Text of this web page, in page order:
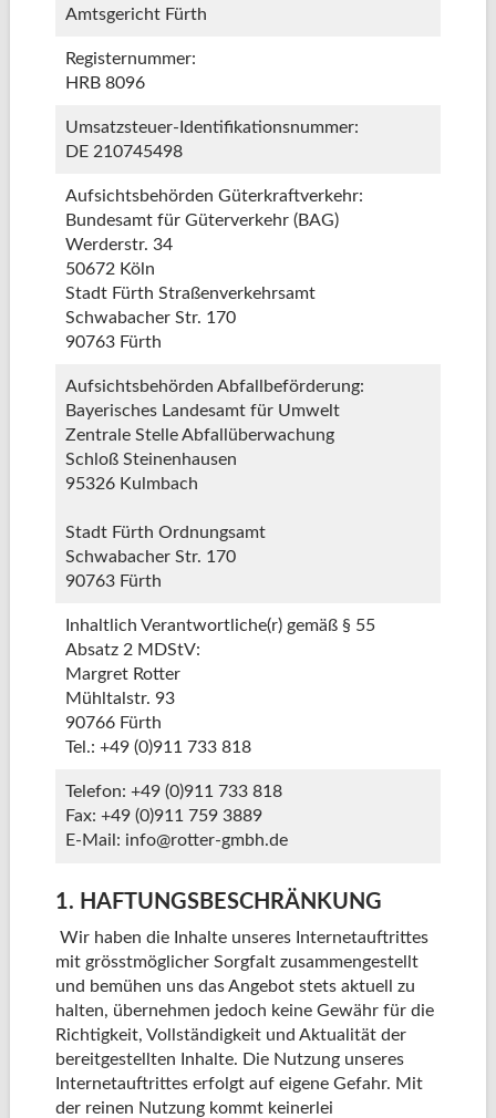
Amtsgericht Fürth
Registernummer:
HRB 8096
Umsatzsteuer-Identifikationsnummer:
DE 210745498
Aufsichtsbehörden Güterkraftverkehr:
Bundesamt für Güterverkehr (BAG)
Werderstr. 34
50672 Köln
Stadt Fürth Straßenverkehrsamt
Schwabacher Str. 170
90763 Fürth
Aufsichtsbehörden Abfallbeförderung:
Bayerisches Landesamt für Umwelt
Zentrale Stelle Abfallüberwachung
Schloß Steinenhausen
95326 Kulmbach
Stadt Fürth Ordnungsamt
Schwabacher Str. 170
90763 Fürth
Inhaltlich Verantwortliche(r) gemäß § 55
Absatz 2 MDStV:
Margret Rotter
Mühltalstr. 93
90766 Fürth
Tel.: +49 (0)911 733 818
Telefon: +49 (0)911 733 818
Fax: +49 (0)911 759 3889
E-Mail: info@rotter-gmbh.de
1. HAFTUNGSBESCHRÄNKUNG
Wir haben die Inhalte unseres Internetauftrittes
mit grösstmöglicher Sorgfalt zusammengestellt
und bemühen uns das Angebot stets aktuell zu
halten, übernehmen jedoch keine Gewähr für die
Richtigkeit, Vollständigkeit und Aktualität der
bereitgestellten Inhalte. Die Nutzung unseres
Internetauftrittes erfolgt auf eigene Gefahr. Mit
der reinen Nutzung kommt keinerlei